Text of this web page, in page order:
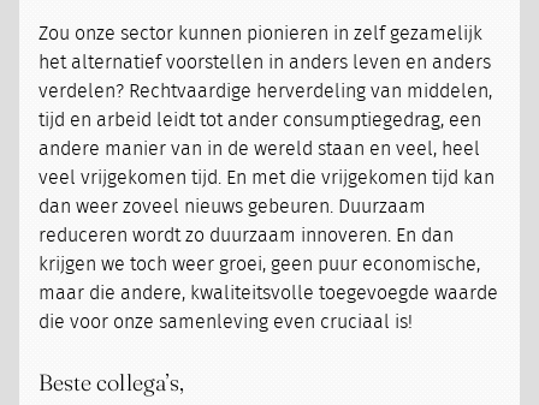
Zou onze sector kunnen pionieren in zelf gezamelijk
het alternatief voorstellen in anders leven en anders
verdelen? Rechtvaardige herverdeling van middelen,
tijd en arbeid leidt tot ander consumptiegedrag, een
andere manier van in de wereld staan en veel, heel
veel vrijgekomen tijd. En met die vrijgekomen tijd kan
dan weer zoveel nieuws gebeuren. Duurzaam
reduceren wordt zo duurzaam innoveren. En dan
krijgen we toch weer groei, geen puur economische,
maar die andere, kwaliteitsvolle toegevoegde waarde
die voor onze samenleving even cruciaal is!
Beste collega’s,